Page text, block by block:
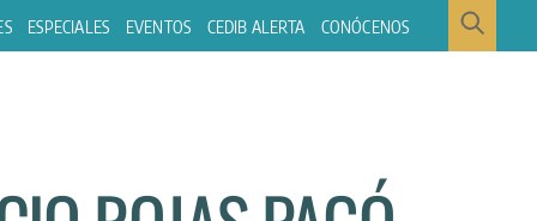
ESPECIALES EVENTOS CEDIB ALERTA CONÓCENOS